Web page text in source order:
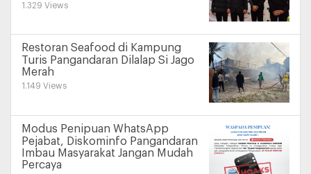
1.329 Views
Restoran Seafood di Kampung
Turis Pangandaran Dilalap Si Jago
Merah
1.149 Views
Modus Penipuan WhatsApp
Pejabat, Diskominfo Pangandaran
Imbau Masyarakat Jangan Mudah
Percaya